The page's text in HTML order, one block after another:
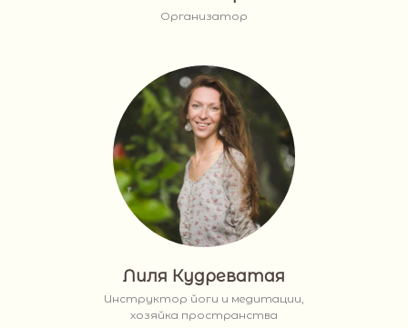
Организатор
Лиля Кудреватая
Инструктор йоги и медитации,
хозяйка пространства